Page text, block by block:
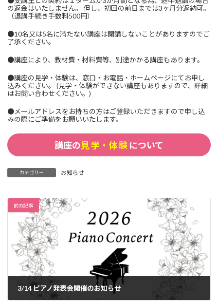
の返金はいたしません。 但し、初回の前日までは3ヶ月分返納可。
（退講手続き手数料500円）
●10名又は5名に満たない講座は開講しないことがありますのでご
了承ください。
●講座により、教材費・材料費等、別途かかる講座もあります。
●講座の見学・体験は、窓口・お電話・ホームページにてお申し
込みください。 (見学・体験ができない講座もありますので、詳細
はお問い合わせください。)
●メールアドレスをお持ちの方はご登録いただきますので申し込
みの際にご準備をお願いいたします。
講座の見 学・体 験 について
カテゴリー お知らせ
前の記事
3/14 ピアノ発表会開催のお知らせ